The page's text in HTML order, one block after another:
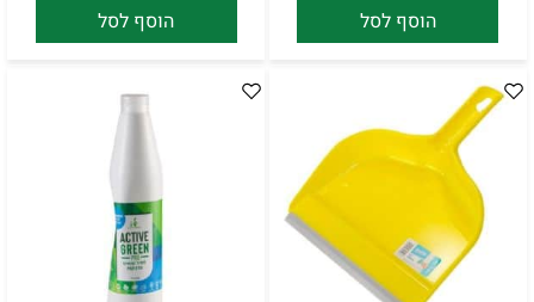
הוסף לסל הוסף לסל